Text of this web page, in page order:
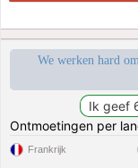
We werken hard
Ontmoetingen per
Frankrijk